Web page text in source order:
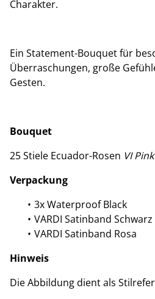
Charakter.
Ein Statement-Bouquet für
Überraschungen, große
Gesten.
Bouquet
25 Stiele Ecuador-Rosen VI Pink
Verpackung
3x Waterproof Black
VARDI Satinband Schwarz
VARDI Satinband Rosa
Hinweis
Die Abbildung dient als